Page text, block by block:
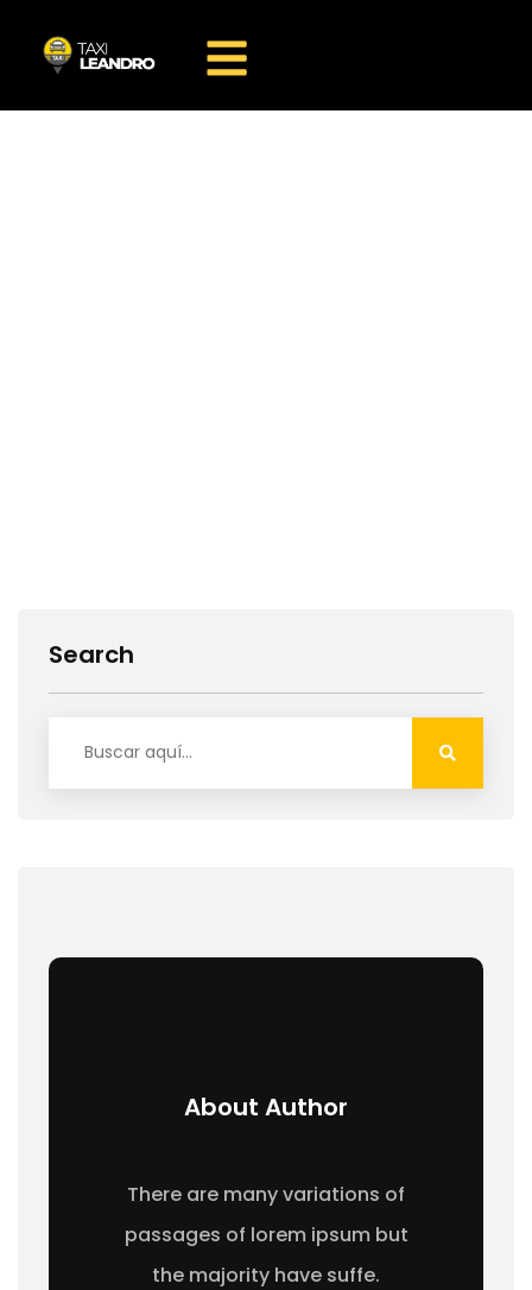
Search
About Author
There are many variations of
passages of lorem ipsum but
the majority have suffe.